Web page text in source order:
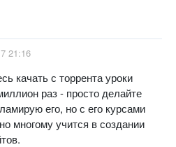
21:16
качать с торрента уроки
раз - просто делайте
его, но с его курсами
многому учится в создании